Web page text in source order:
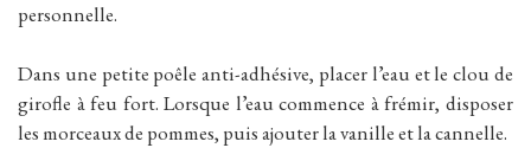
personnelle.
Dans une petite poêle anti-adhésive, placer l’eau et le clou de
girofle à feu fort. Lorsque l’eau commence à frémir, disposer
les morceaux de pommes, puis ajouter la vanille et la cannelle.